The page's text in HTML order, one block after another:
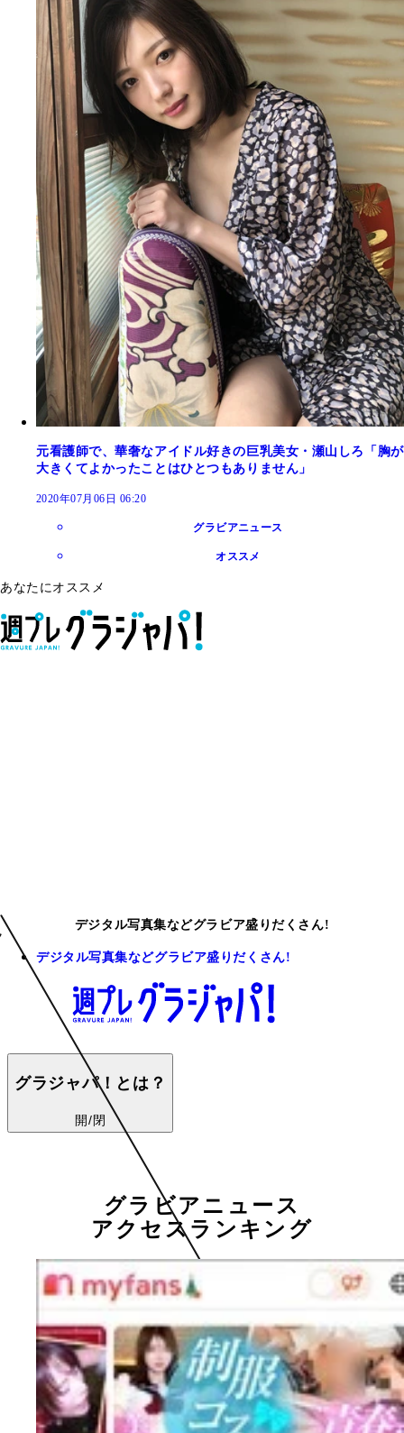
元看護師で、華奢なアイドル好きの巨乳美女・瀬山しろ「胸が
大きくてよかったことはひとつもありません」
2020年07月06日 06:20
グラビアニュース
オススメ
あなたにオススメ
デジタル写真集などグラビア盛りだくさん!
デジタル写真集などグラビア盛りだくさん!
グラジャパ！とは？
開/閉
グラビアニュース
アクセスランキング